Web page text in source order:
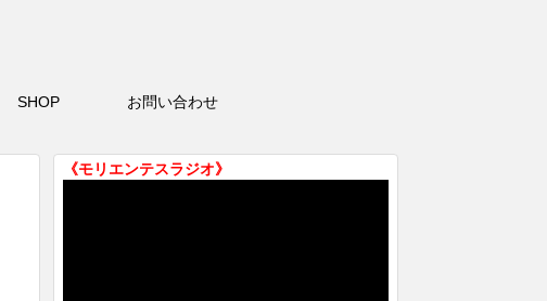
SHOP お問い合わせ
《モリエンテスラジオ》